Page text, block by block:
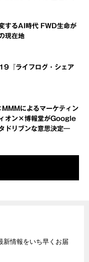
するAI時代 FWD生命が
現在地
『ライフログ・シェア
によるマーケティン
オン×博報堂がGoogle
ドリブンな意思決定―
新情報をいち早くお届